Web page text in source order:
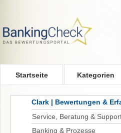
Startseite Kategorien
Clark | Bewertungen &
Service, Beratung &
Banking & Prozesse